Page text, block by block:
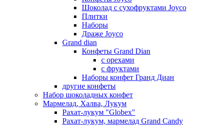
Шоколад с сухофруктами Joyco
Плитки
Наборы
Драже Joyco
Grand dian
Конфеты Grand Dian
с орехами
с фруктами
Наборы конфет Гранд Диан
другие конфеты
Набор шоколадных конфет
Мармелад, Халва, Лукум
Рахат-лукум "Globex"
Рахат-лукум, мармелад Grand Candy